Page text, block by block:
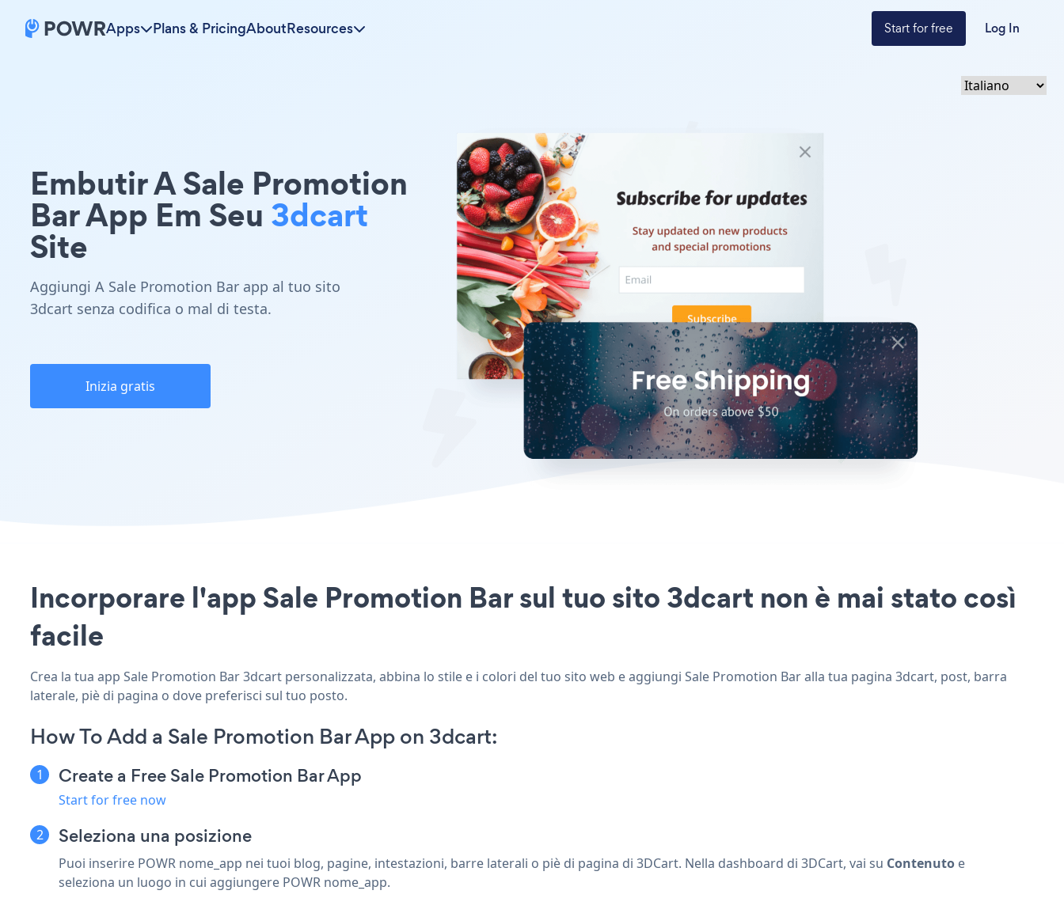
Apps Plans & PricingAboutResources Start for free Log In
Embutir A Sale Promotion
Bar App Em Seu 3dcart
Site
Aggiungi A Sale Promotion Bar app al tuo sito
3dcart senza codifica o mal di testa.
Inizia gratis
Incorporare l'app Sale Promotion Bar sul tuo sito 3dcart non è mai stato così
facile
Crea la tua app Sale Promotion Bar 3dcart personalizzata, abbina lo stile e i colori del tuo sito web e aggiungi Sale Promotion Bar alla tua pagina 3dcart, post, barra
laterale, piè di pagina o dove preferisci sul tuo posto.
How To Add a Sale Promotion Bar App on 3dcart:
Create a Free Sale Promotion Bar App
Start for free now
Seleziona una posizione
Puoi inserire POWR nome_app nei tuoi blog, pagine, intestazioni, barre laterali o piè di pagina di 3DCart. Nella dashboard di 3DCart, vai su Contenuto e
seleziona un luogo in cui aggiungere POWR nome_app.